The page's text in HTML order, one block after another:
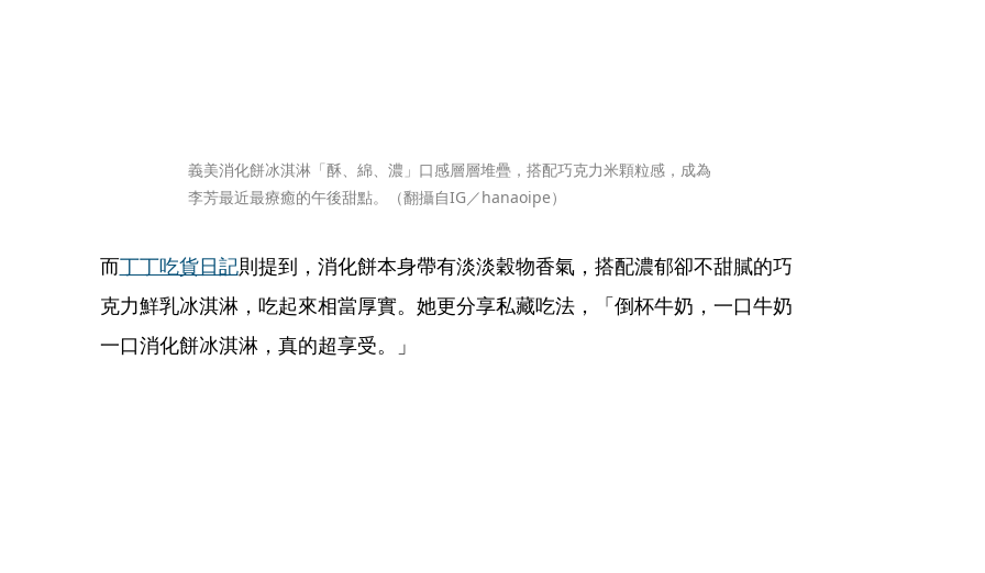
義美消化餅冰淇淋「酥、綿、濃」口感層層堆疊，搭配巧克力米顆粒感，成為
李芳最近最療癒的午後甜點。（翻攝自IG／hanaoipe）
而丁丁吃貨日記則提到，消化餅本身帶有淡淡穀物香氣，搭配濃郁卻不甜膩的巧
克力鮮乳冰淇淋，吃起來相當厚實。她更分享私藏吃法，「倒杯牛奶，一口牛奶
一口消化餅冰淇淋，真的超享受。」